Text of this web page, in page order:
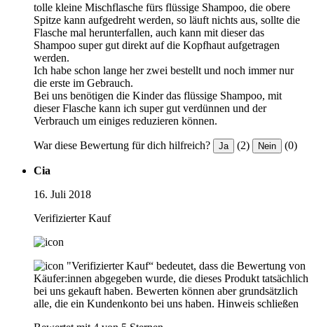
tolle kleine Mischflasche fürs flüssige Shampoo, die obere
Spitze kann aufgedreht werden, so läuft nichts aus, sollte die
Flasche mal herunterfallen, auch kann mit dieser das
Shampoo super gut direkt auf die Kopfhaut aufgetragen
werden.
Ich habe schon lange her zwei bestellt und noch immer nur
die erste im Gebrauch.
Bei uns benötigen die Kinder das flüssige Shampoo, mit
dieser Flasche kann ich super gut verdünnen und der
Verbrauch um einiges reduzieren können.
War diese Bewertung für dich hilfreich? Ja (2) Nein (0)
Cia
16. Juli 2018
Verifizierter Kauf
"Verifizierter Kauf“ bedeutet, dass die Bewertung von
Käufer:innen abgegeben wurde, die dieses Produkt tatsächlich
bei uns gekauft haben. Bewerten können aber grundsätzlich
alle, die ein Kundenkonto bei uns haben. Hinweis schließen